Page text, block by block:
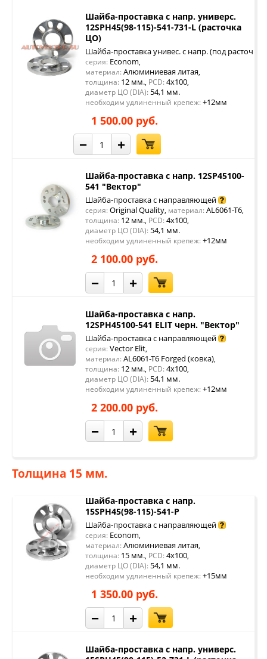
Шайба-проставка с напр. универс.
12SPH45(98-115)-541-731-L (расточка
ЦО)
Шайба-проставка унивес. с напр. (под расточку
серия: Econom,
материал: Алюминиевая литая,
толщина: 12 мм., PCD: 4x100,
диаметр ЦО (DIA): 54,1 мм.
необходим удлиненный крепеж: +12мм
1 500.00 руб.
− +
Шайба-проставка с напр. 12SP45100-
541 "Вектор"
Шайба-проставка с направляющей
серия: Original Quality, материал: AL6061-T6,
толщина: 12 мм., PCD: 4x100,
диаметр ЦО (DIA): 54,1 мм.
необходим удлиненный крепеж: +12мм
2 100.00 руб.
− +
Шайба-проставка с напр.
12SPH45100-541 ELIT черн. "Вектор"
Шайба-проставка с направляющей
серия: Vector Elit,
материал: AL6061-T6 Forged (ковка),
толщина: 12 мм., PCD: 4x100,
диаметр ЦО (DIA): 54,1 мм.
необходим удлиненный крепеж: +12мм
2 200.00 руб.
− +
Толщина 15 мм.
Шайба-проставка с напр.
15SPH45(98-115)-541-P
Шайба-проставка с направляющей
серия: Econom,
материал: Алюминиевая литая,
толщина: 15 мм., PCD: 4x100,
диаметр ЦО (DIA): 54,1 мм.
необходим удлиненный крепеж: +15мм
1 350.00 руб.
− +
Шайба-проставка с напр. универс.